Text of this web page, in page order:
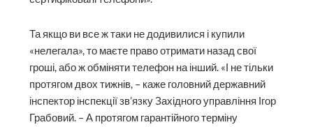
Та якщо ви все ж таки не додивилися і купили
«нелегала», то маєте право отримати назад свої
гроші, або ж обміняти телефон на інший. «І не тільки
протягом двох тижнів, – каже головний державний
інспектор інспекції зв’язку Західного управління Ігор
Грабовий. – А протягом гарантійного терміну